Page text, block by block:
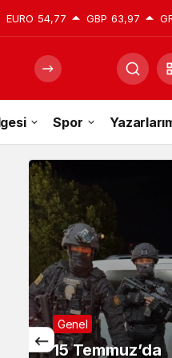
EURO 54,77 GBP 63,97
Spor
Gündüz Modu
Gündüz modunu
Gece Modu
Gece modunu